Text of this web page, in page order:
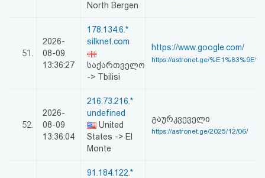
North Bergen
51.
2026-
08-09
13:36:27
178.134.6.*
silknet.com
საქართველო
-> Tbilisi
https://www.google.com/
https://astronet.ge/
52.
2026-
08-09
13:36:04
216.73.216.*
undefined
United
States -> El
Monte
გაურკვეველი
https://astronet.ge/2025/12/06/
91.184.122.*